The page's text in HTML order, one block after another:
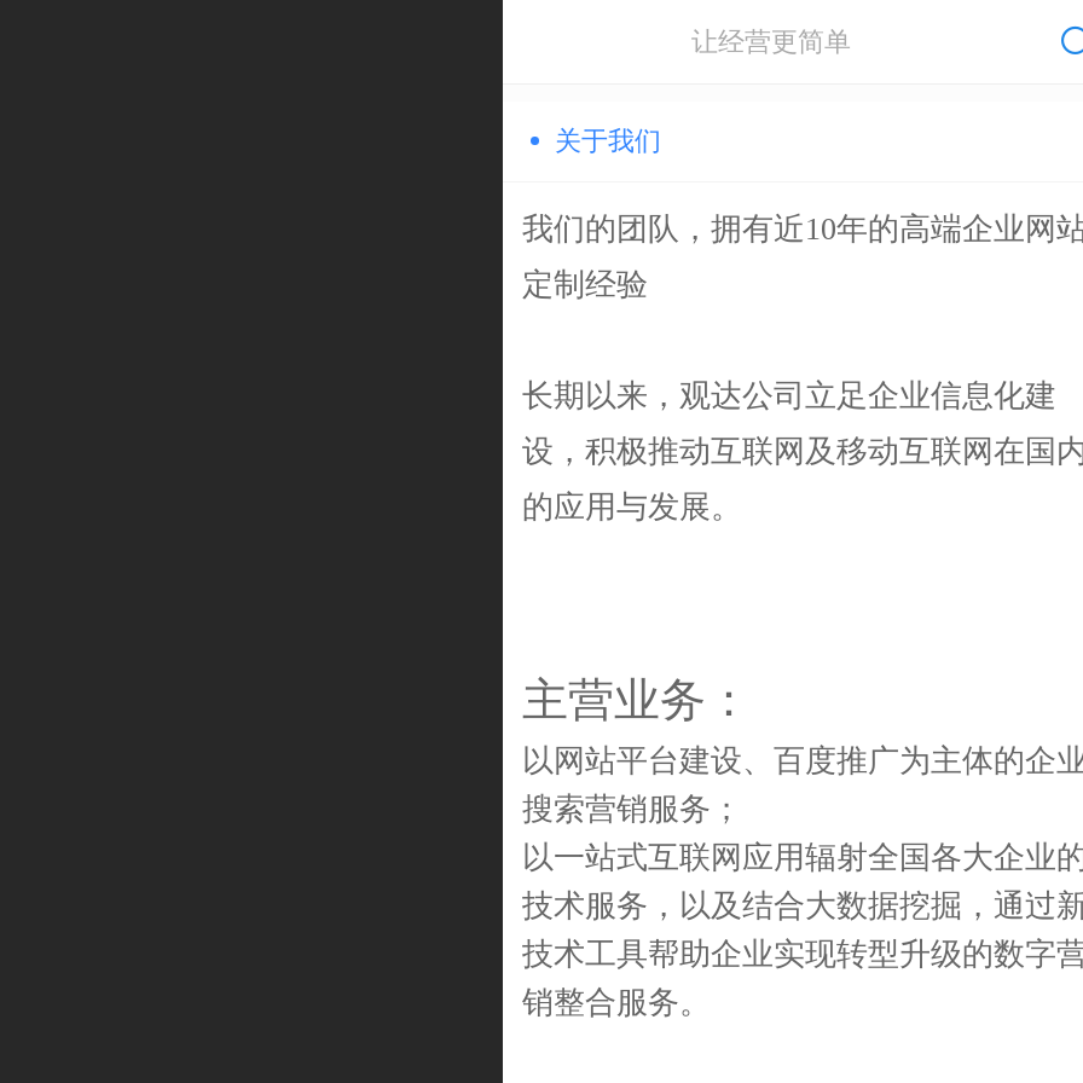
让经营更简单
关于我们
我们的团队，拥有近10年的高端企业网
定制经验
长期以来，观达公司立足企业信息化建
设，积极推动互联网及移动互联网在国
的应用与发展。
主营业务：
以网站平台建设、百度推广为主体的企
搜索营销服务；
以一站式互联网应用辐射全国各大企业
技术服务，以及结合大数据挖掘，通过
技术工具帮助企业实现转型升级的数字
销整合服务。